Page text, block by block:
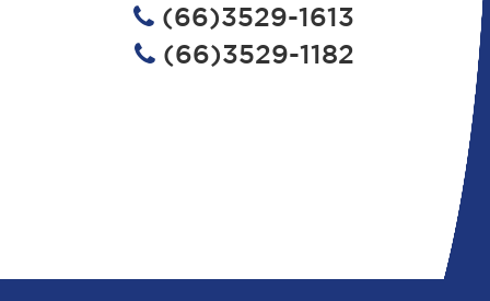
(66)3529-1613
(66)3529-1182